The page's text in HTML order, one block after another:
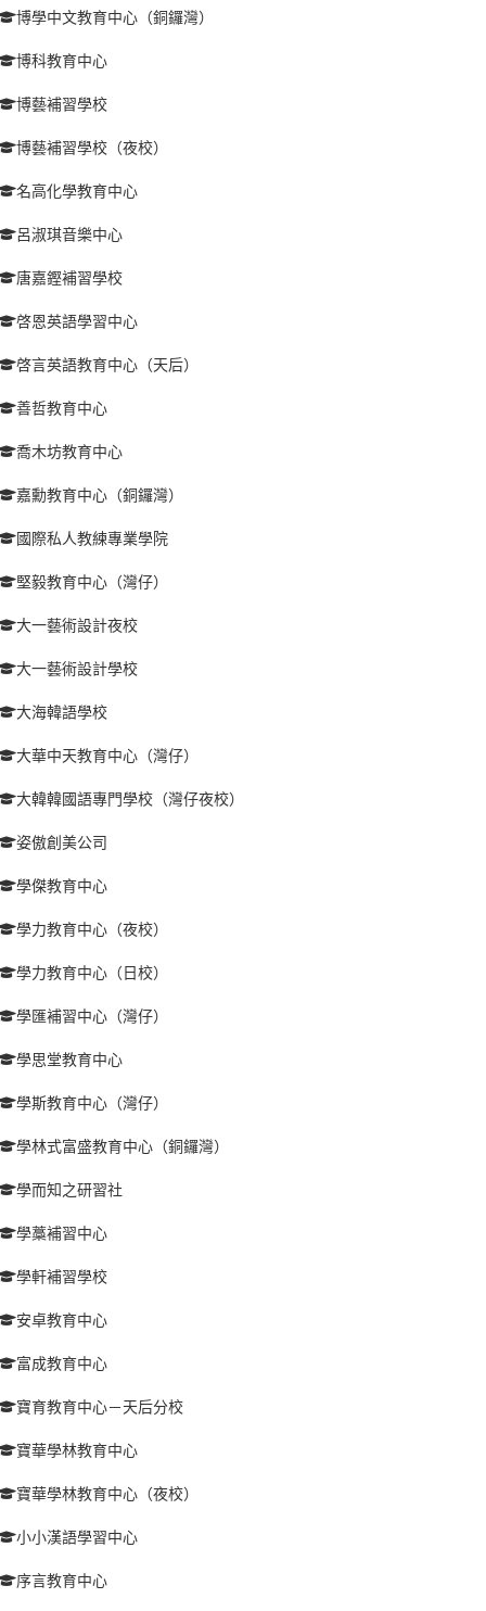
博學中文教育中心（銅鑼灣）
博科教育中心
博藝補習學校
博藝補習學校（夜校）
名高化學教育中心
呂淑琪音樂中心
唐嘉鏗補習學校
啓恩英語學習中心
啓言英語教育中心（天后）
善哲教育中心
喬木坊教育中心
嘉勳教育中心（銅鑼灣）
國際私人教練專業學院
堅毅教育中心（灣仔）
大一藝術設計夜校
大一藝術設計學校
大海韓語學校
大華中天教育中心（灣仔）
大韓韓國語專門學校（灣仔夜校）
姿傲創美公司
學傑教育中心
學力教育中心（夜校）
學力教育中心（日校）
學匯補習中心（灣仔）
學思堂教育中心
學斯教育中心（灣仔）
學林式富盛教育中心（銅鑼灣）
學而知之研習社
學藁補習中心
學軒補習學校
安卓教育中心
富成教育中心
寶育教育中心－天后分校
寶華學林教育中心
寶華學林教育中心（夜校）
小小漢語學習中心
序言教育中心